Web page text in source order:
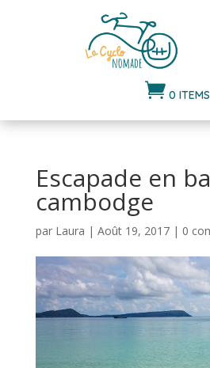
 0 ITEMS
Escapade en
cambodge
par Laura | Août 19, 2017| 0